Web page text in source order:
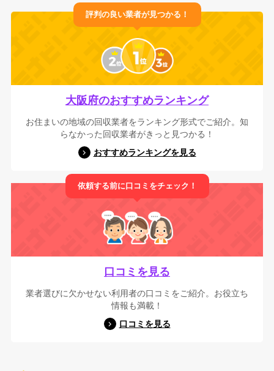
評判の良い業者が見つかる！
大阪府のおすすめランキング
お住まいの地域の回収業者をランキング形式でご紹介。知
らなかった回収業者がきっと見つかる！
おすすめランキングを見る
依頼する前に口コミをチェック！
口コミを見る
業者選びに欠かせない利用者の口コミをご紹介。お役立ち
情報も満載！
口コミを見る